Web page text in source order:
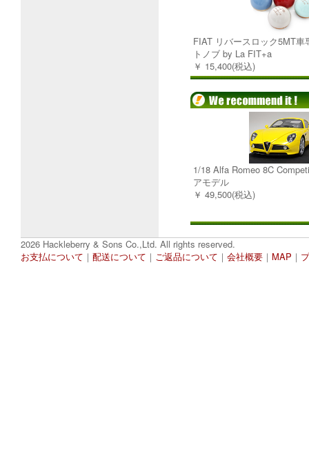
FIAT リバースロック5MT車
トノブ by La FIT+a
￥ 15,400(税込)
1/18 Alfa Romeo 8C
アモデル
￥ 49,500(税込)
2026 Hackleberry & Sons Co.,Ltd. All rights reserved.
お支払について ｜ 配送について ｜ ご返品について ｜ 会社概要 ｜ MAP ｜